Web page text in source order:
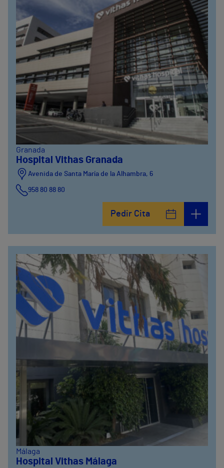
Granada
Hospital Vithas Granada
Avenida de Santa María de la Alhambra, 6
958 80 88 80
Pedir Cita
Málaga
Hospital Vithas Málaga